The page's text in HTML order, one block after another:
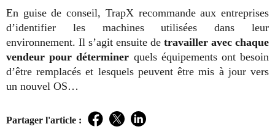
En guise de conseil, TrapX recommande aux entreprises
d’identifier les machines utilisées dans leur
environnement. Il s’agit ensuite de travailler avec chaque
vendeur pour déterminer quels équipements ont besoin
d’être remplacés et lesquels peuvent être mis à jour vers
un nouvel OS…
Partager l'article : Facebook
TwitterLinkedIn